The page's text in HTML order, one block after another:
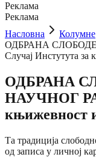
Реклама
Реклама
Насловна
Колумне
ОДБРАНА
Случај Инстутута за
ОДБРАНА
НАУЧНОГ
књижевност
Та традиција
од записа у личној